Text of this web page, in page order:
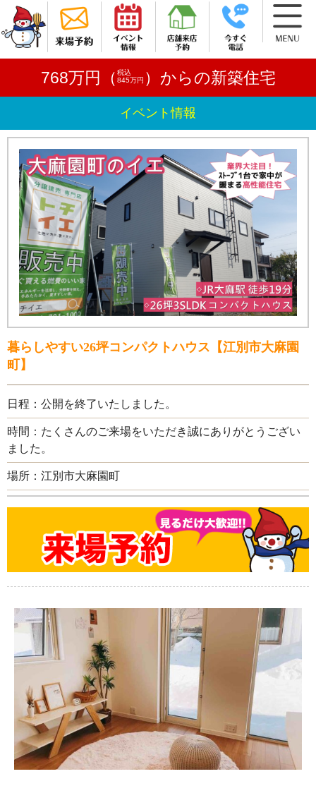
768万円（ 税込
845万円 ）からの新築住宅
イベント情報
暮らしやすい26坪コンパクトハウス【江別市大麻園
町】
日程：公開を終了いたしました。
時間：たくさんのご来場をいただき誠にありがとうござい
ました。
場所：江別市大麻園町